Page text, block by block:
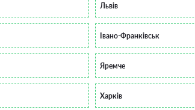
Львів
Івано-Франківськ
Яремче
Харків